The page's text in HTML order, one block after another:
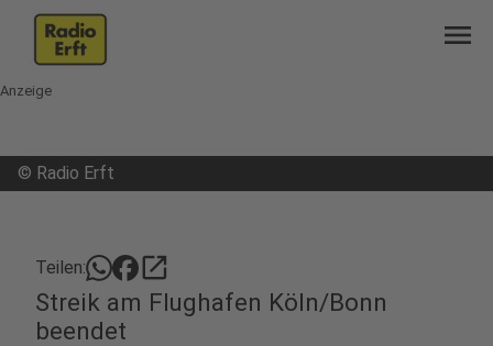
menu
Anzeige
© Radio Erft
Teilen: open_in_new
Streik am Flughafen Köln/Bonn
beendet